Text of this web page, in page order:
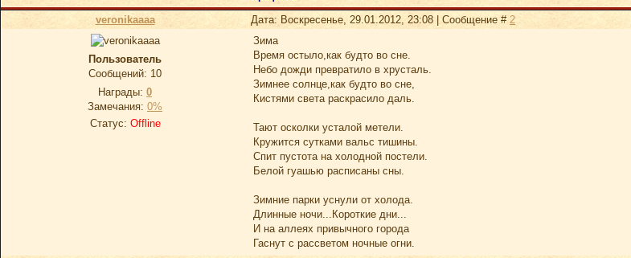
veronikaaaa Дата: Воскресенье, 29.01.2012, 23:08 | Сообщение # 2
Пользователь
Сообщений: 10
Награды: 0
Замечания: 0%
Статус: Offline
Зима
Время остыло,как будто во сне.
Небо дожди превратило в хрусталь.
Зимнее солнце,как будто во сне,
Кистями света раскрасило даль.
Тают осколки усталой метели.
Кружится сутками вальс тишины.
Спит пустота на холодной постели.
Белой гуашью расписаны сны.
Зимние парки уснули от холода.
Длинные ночи...Короткие дни...
И на аллеях привычного города
Гаснут с рассветом ночные огни.